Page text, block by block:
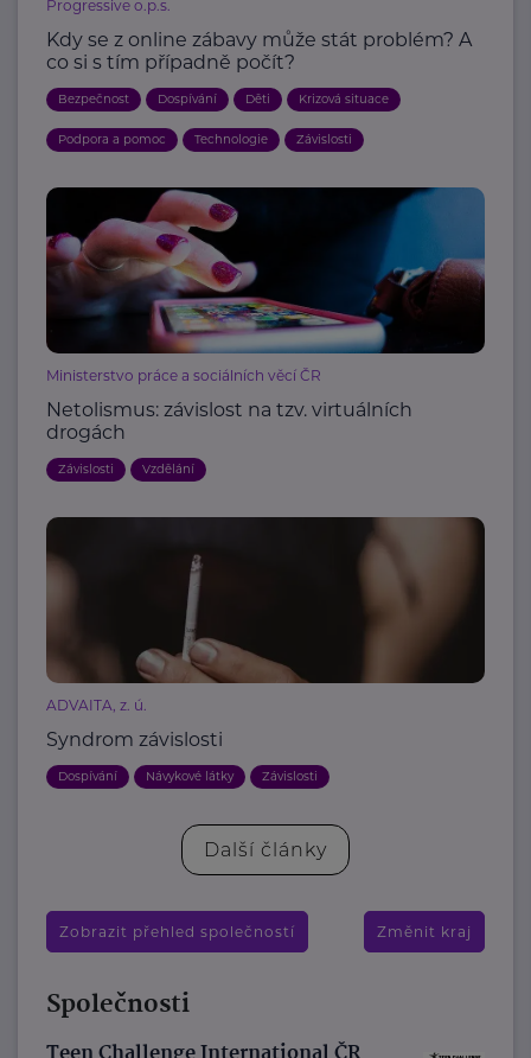
Progressive o.p.s.
Kdy se z online zábavy může stát problém? A
co si s tím případně počít?
Bezpečnost Dospívání Děti Krizová situace
Podpora a pomoc Technologie Závislosti
Ministerstvo práce a sociálních věcí ČR
Netolismus: závislost na tzv. virtuálních
drogách
Závislosti Vzdělání
ADVAITA, z. ú.
Syndrom závislosti
Dospívání Návykové látky Závislosti
Další články
Zobrazit přehled společností Změnit kraj
Společnosti